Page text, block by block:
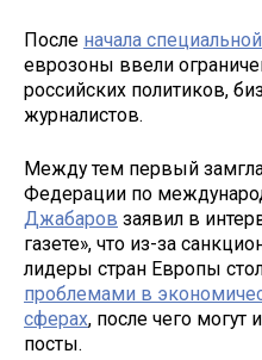
После начала
еврозоны ввели
российских политиков,
журналистов.
Между тем первый
Федерации по
Джабаров заявил в
газете», что из-за
лидеры стран Европы
проблемами в
сферах, после чего могут
посты.